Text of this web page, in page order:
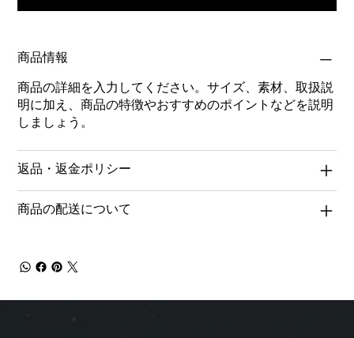
商品情報
商品の詳細を入力してください。サイズ、素材、取扱説
明に加え、商品の特徴やおすすめのポイントなどを説明
しましょう。
返品・返金ポリシー
商品の配送について